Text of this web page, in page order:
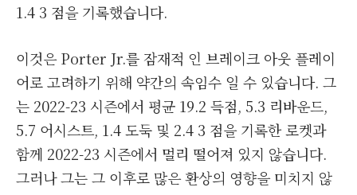
1.4 3 점을 기록했습니다.
이것은 Porter Jr.를 잠재적 인 브레이크 아웃 플레이
어로 고려하기 위해 약간의 속임수 일 수 있습니다. 그
는 2022-23 시즌에서 평균 19.2 득점, 5.3 리바운드,
5.7 어시스트, 1.4 도둑 및 2.4 3 점을 기록한 로켓과
함께 2022-23 시즌에서 멀리 떨어져 있지 않습니다.
그러나 그는 그 이후로 많은 환상의 영향을 미치지 않